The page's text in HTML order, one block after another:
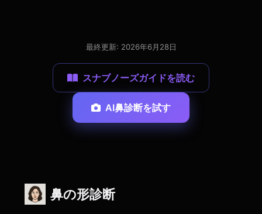
最終更新: 2026年6月28日
スナブノーズガイドを読む
AI鼻診断を試す
鼻の形診断